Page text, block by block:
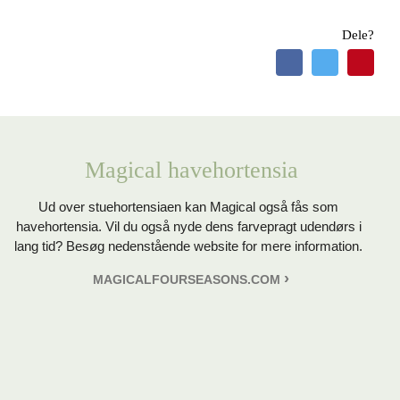
Dele?
Magical havehortensia
Ud over stuehortensiaen kan Magical også fås som
havehortensia. Vil du også nyde dens farvepragt udendørs i
lang tid? Besøg nedenstående website for mere information.
MAGICALFOURSEASONS.COM